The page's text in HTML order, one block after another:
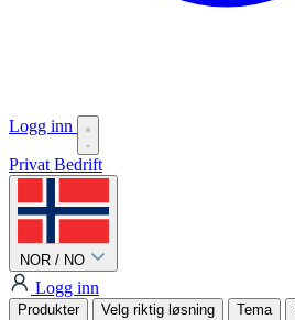
Logg inn
Privat Bedrift
NOR / NO
Logg inn
Produkter Velg riktig løsning Tema